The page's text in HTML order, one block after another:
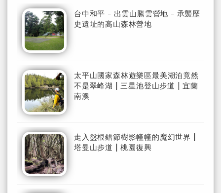
台中和平 - 出雲山騰雲營地 - 承襲歷
史遺址的高山森林營地
太平山國家森林遊樂區最美湖泊竟然
不是翠峰湖 | 三星池登山步道 | 宜蘭
南澳
走入盤根錯節樹影幢幢的魔幻世界 |
塔曼山步道 | 桃園復興